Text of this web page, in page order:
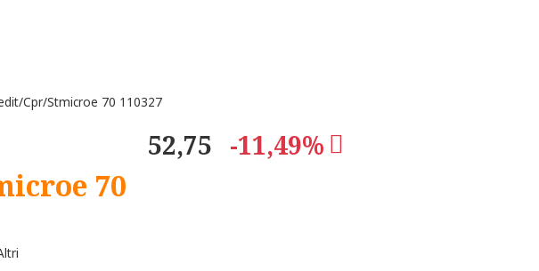
Cpr/Stmicroe 70 110327
70
52,75 -11,49%